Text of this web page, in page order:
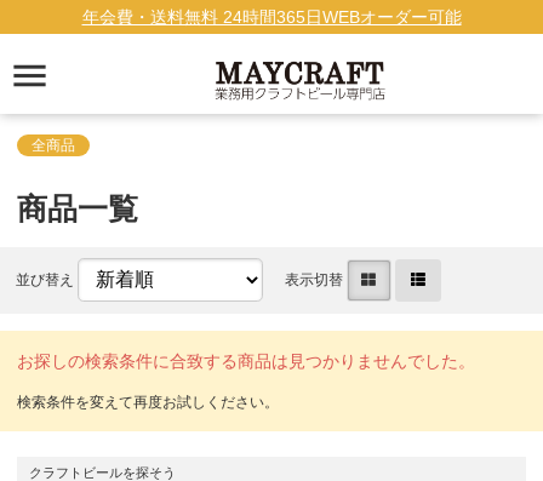
年会費・送料無料 24時間365日WEBオーダー可能
全商品
商品一覧
並び替え 表示切替
お探しの検索条件に合致する商品は見つかりませんでした。
クラフトビールを探そう